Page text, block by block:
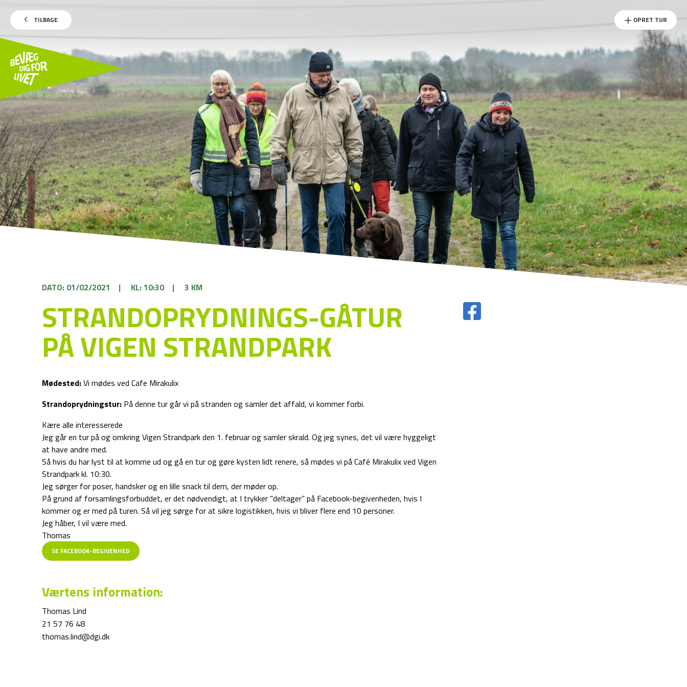
TILBAGE OPRET TUR
DATO: 01/02/2021 | KL: 10:30 | 3 KM
STRANDOPRYDNINGS-GÅTUR
PÅ VIGEN STRANDPARK
Mødested:Vi mødes ved Cafe Mirakulix
Strandoprydningstur: På denne tur går vi på stranden og samler det affald, vi kommer forbi.
Kære alle interesserede
Jeg går en tur på og omkring Vigen Strandpark den 1. februar og samler skrald. Og jeg synes, det vil være hyggeligt
at have andre med.
Så hvis du har lyst til at komme ud og gå en tur og gøre kysten lidt renere, så mødes vi på Café Mirakulix ved Vigen
Strandpark kl. 10:30.
Jeg sørger for poser, handsker og en lille snack til dem, der møder op.
På grund af forsamlingsforbuddet, er det nødvendigt, at I trykker “deltager” på Facebook-begivenheden, hvis I
kommer og er med på turen. Så vil jeg sørge for at sikre logistikken, hvis vi bliver flere end 10 personer.
Jeg håber, I vil være med.
Thomas
SE FACEBOOK-BEGIVENHED
Værtens information:
Thomas Lind
21 57 76 48
thomas.lind@dgi.dk